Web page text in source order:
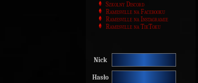
Szkolny Discord
Ramesville na Facebooku
Ramesville na Instagramie
Ramesville na TikToku
Nick
Hasło